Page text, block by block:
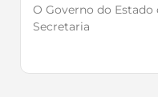
O Governo do
Secretaria